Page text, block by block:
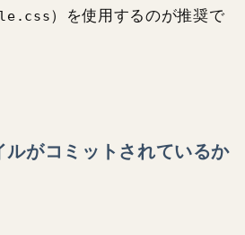
）を使用するのが推奨で
がコミットされているか